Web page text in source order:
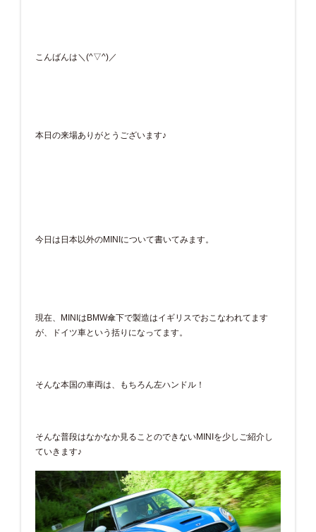
こんばんは＼(^▽^)／
本日の来場ありがとうございます♪
今日は日本以外のMINIについて書いてみます。
現在、MINIはBMW傘下で製造はイギリスでおこなわれてます
が、ドイツ車という括りになってます。
そんな本国の車両は、もちろん左ハンドル！
そんな普段はなかなか見ることのできないMINIを少しご紹介し
ていきます♪